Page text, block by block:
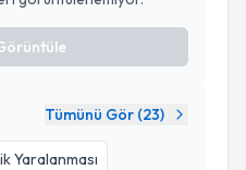
Tümünü Gör (23)
Yaralanması